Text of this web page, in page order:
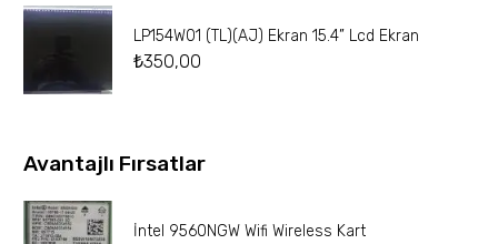
LP154W01 (TL)(AJ) Ekran 15.4” Lcd Ekran
₺350,00
Avantajlı Fırsatlar
İntel 9560NGW Wifi Wireless Kart